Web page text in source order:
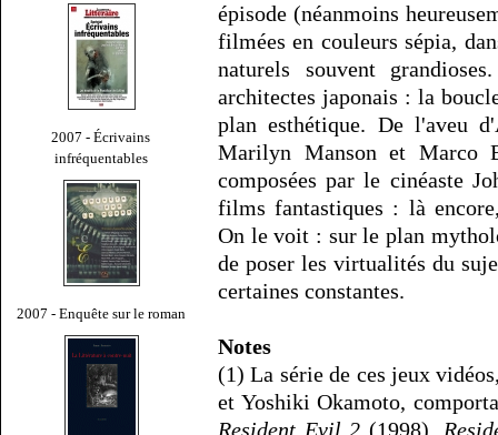
2007 - Écrivains
infréquentables
2007 - Enquête sur le roman
épisode (néanmoins
filmées en couleurs sépia,
naturels souvent
architectes japonais : la
plan esthétique. De l'aveu
Marilyn Manson et Marco
composées par le cinéaste
films fantastiques : là
On le voit : sur le plan
de poser les virtualités du
certaines constantes.
Notes
(1) La série de ces jeux
et Yoshiki Okamoto,
Resident Evil 2 (1998),